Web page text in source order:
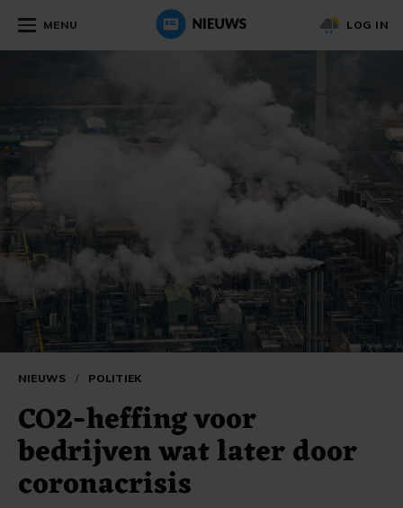
MENU LOG IN
NIEUWS / POLITIEK
CO2-heffing voor
bedrijven wat later door
coronacrisis